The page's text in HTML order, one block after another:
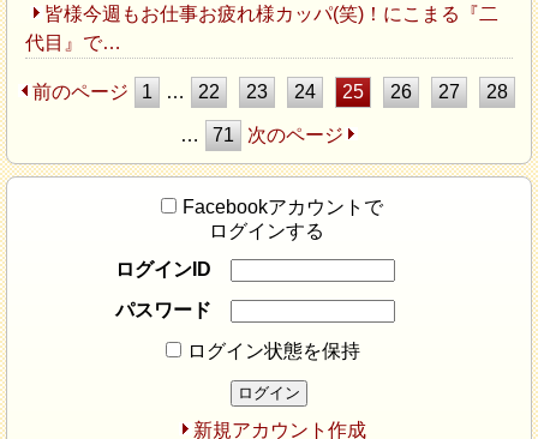
皆様今週もお仕事お疲れ様カッパ(笑)！にこまる『二
代目』で…
前のページ 1 … 22 23 24 25 26 27 28
… 71 次のページ
Facebookアカウントで
ログインする
ログインID
パスワード
ログイン状態を保持
新規アカウント作成